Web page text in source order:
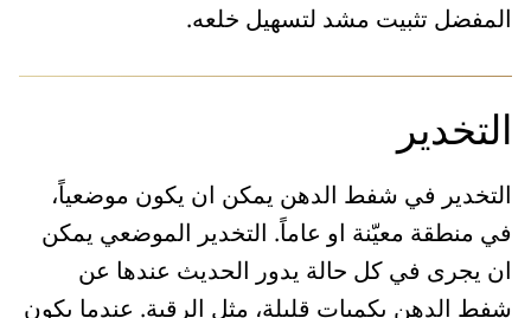
المفضل تثبيت مشد لتسهيل خلعه.
التخدير
التخدير في شفط الدهن يمكن ان يكون موضعياً،
في منطقة معيّنة او عاماً. التخدير الموضعي يمكن
ان يجرى في كل حالة يدور الحديث عندها عن
شفط الدهن بكميات قليلة، مثل الرقبة. عندما يكون